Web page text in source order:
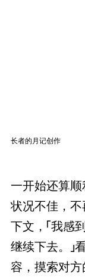
长者的月记创作
一开始还算
状况不佳，
下文，「我感
继续下去。」
容，摸索对方